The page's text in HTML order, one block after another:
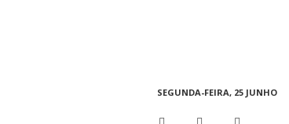
SEGUNDA-FEIRA, 25 JUNHO